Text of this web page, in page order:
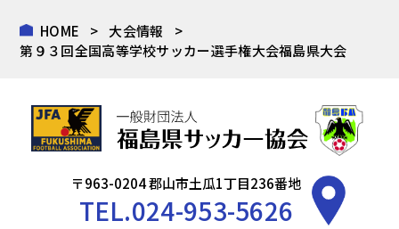
HOME
大会情報
第９３回全国高等学校サッカー選手権大会福島県大会
〒963-0204 郡山市土瓜1丁目236番地
TEL.024-953-5626